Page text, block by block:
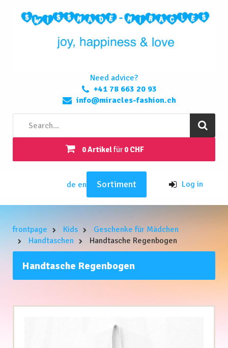
Need advice?
+41 78 663 20 93
info@miracles-fashion.ch
0 Artikelfür0 CHF
de en Sortiment Log in
frontpage Kids
Geschenke für Mädchen
Handtaschen
Handtasche Regenbogen
Handtasche Regenbogen